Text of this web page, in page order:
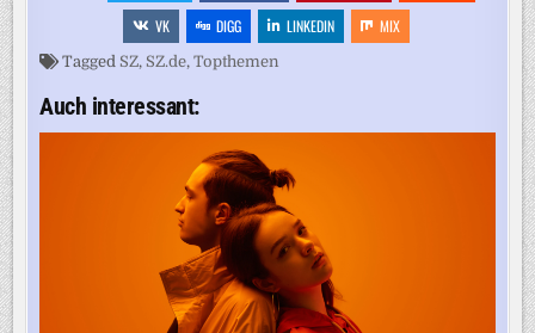
VK
DIGG LINKEDIN MIX
Tagged SZ, SZ.de,Topthemen
Auch interessant: